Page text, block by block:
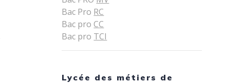
Bac Pro RC
Bac pro CC
Bac pro TCI
Lycée des métiers de